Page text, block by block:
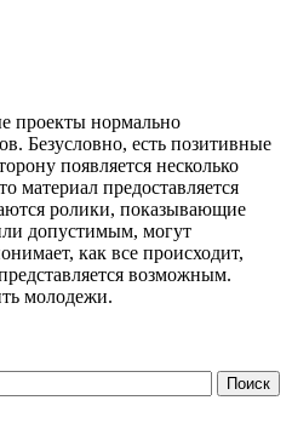
проекты нормально
Безусловно, есть позитивные
появляется несколько
материал предоставляется
ролики, показывающие
допустимым, могут
как все происходит,
возможным.
молодежи.